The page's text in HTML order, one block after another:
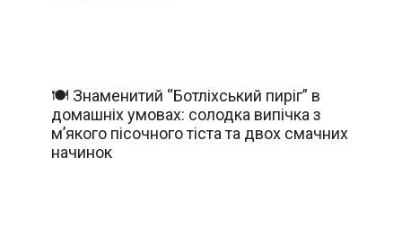
🍽️ Знаменитий “Ботліхський пиріг” в
домашніх умовах: солодка випічка з
м’якого пісочного тіста та двох смачних
начинок